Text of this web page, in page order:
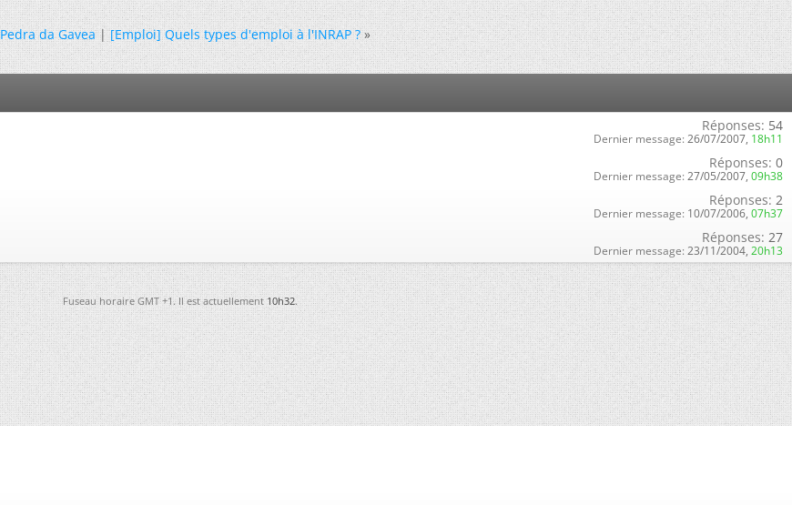
Pedra da Gavea|[Emploi] Quels types d'emploi à l'INRAP ? »
Réponses: 54
Dernier message: 26/07/2007, 18h11
Réponses: 0
Dernier message: 27/05/2007, 09h38
Réponses: 2
Dernier message: 10/07/2006, 07h37
Réponses: 27
Dernier message: 23/11/2004, 20h13
Fuseau horaire GMT +1. Il est actuellement10h32.